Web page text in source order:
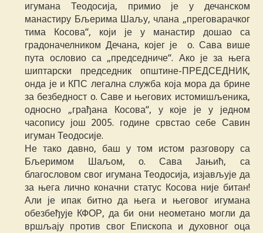
игумана Теодосија, примио је у дечанском
манастиру Бљерима Шаљу, члана „преговарачког
тима Косова“, који је у манастир дошао са
градоначелником Дечана, којег је о. Сава више
пута ословио са „председниче“. Ако је за њега
шиптарски председник општине-ПРЕДСЕДНИК,
онда је и КПС легална служба која мора да брине
за безбедност о. Саве и његових истомишљеника,
односно „грађана Косова“, у које је у једном
часопису још 2005. године срвстао себе Савин
игуман Теодосије.
Не тако давно, баш у том истом разговору са
Бљеримом Шаљом, о. Сава Јањић, са
благословом свог игумана Теодосија, изјављује да
за њега лично коначни статус Косова није битан!
Али је ипак битно да њега и његовог игумана
обезбеђује КФОР, да би они неометано могли да
вршљају против свог Епископа и духовног оца